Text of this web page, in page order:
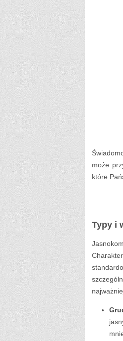
może
które
Typy i